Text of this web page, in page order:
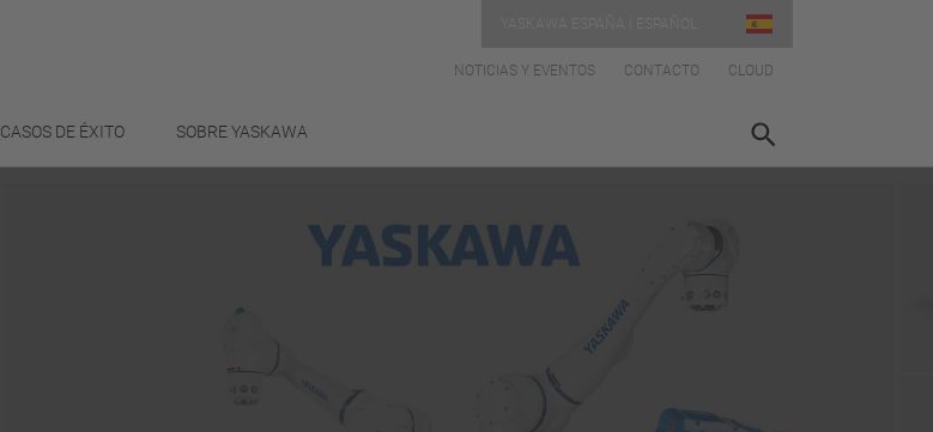
NOTICIAS Y EVENTOS CONTACTO CLOUD
CASOS DE ÉXITO SOBRE YASKAWA